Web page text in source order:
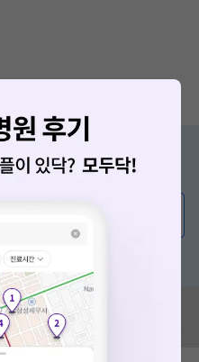
점이 있나요?
해드려요!
양한 게시글 보러가기
?
했습니다.
류로, 잠시 후 다시 시도해주
우 모두닥 채널톡으로 문의